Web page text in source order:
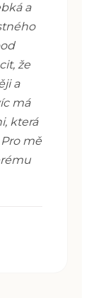
a
že
a
má
která
mě